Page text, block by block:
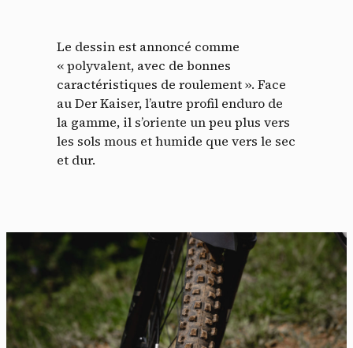
Le dessin est annoncé comme
« polyvalent, avec de bonnes
caractéristiques de roulement ». Face
au Der Kaiser, l’autre profil enduro de
la gamme, il s’oriente un peu plus vers
les sols mous et humide que vers le sec
et dur.